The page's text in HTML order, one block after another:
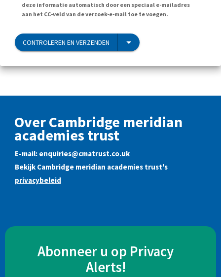
deze informatie automatisch door een speciaal e-mailadres
aan het CC-veld van de verzoek-e-mail toe te voegen.
CONTROLEREN EN VERZENDEN
Over Cambridge meridian
academies trust
E-mail: enquiries@cmatrust.co.uk
Bekijk Cambridge meridian academies trust's
privacybeleid
Abonneer u op Privacy
Alerts!